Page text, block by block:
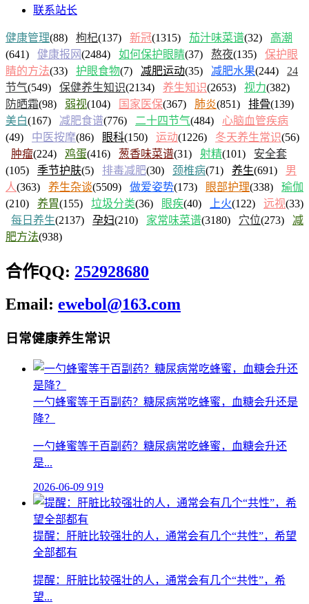
联系站长
健康管理(88) 枸杞(137) 新冠(1315) 茄汁味菜谱(32) 高潮
(641) 健康报网(2484) 如何保护眼睛(37) 熬夜(135) 保护眼
睛的方法(33) 护眼食物(7) 减肥运动(35) 减肥水果(244) 24
节气(549) 保健养生知识(2134) 养生知识(2653) 视力(382)
防晒霜(98) 弱视(104) 国家医保(367) 肺炎(851) 排骨(139)
美白(167) 减肥食谱(776) 二十四节气(484) 心脑血管疾病
(49) 中医按摩(86) 眼科(150) 运动(1226) 冬天养生常识(56)
肿瘤(224) 鸡蛋(416) 葱香味菜谱(31) 射精(101) 安全套
(105) 季节护肤(5) 排毒减肥(30) 颈椎病(71) 养生(691) 男
人(363) 养生杂谈(5509) 做爱姿势(173) 眼部护理(338) 瑜伽
(210) 养胃(155) 垃圾分类(36) 眼疾(40) 上火(122) 远视(33)
每日养生(2137) 孕妇(210) 家常味菜谱(3180) 穴位(273) 减
肥方法(938)
合作QQ: 252928680
Email: ewebol@163.com
日常健康养生常识
一勺蜂蜜等于百副药？糖尿病常吃蜂蜜，血糖会升还是
降？
一勺蜂蜜等于百副药？糖尿病常吃蜂蜜，血糖会升还
是...
2026-06-09 919
提醒：肝脏比较强壮的人，通常会有几个“共性”，希望
全部都有
提醒：肝脏比较强壮的人，通常会有几个“共性”，希
望...